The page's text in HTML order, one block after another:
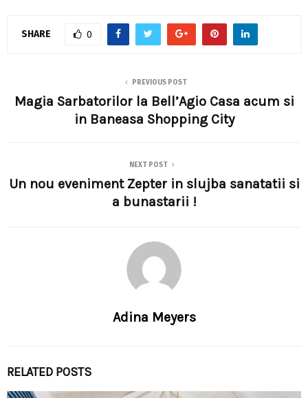
SHARE 0
PREVIOUS POST
Magia Sarbatorilor la Bell’Agio Casa acum si
in Baneasa Shopping City
NEXT POST
Un nou eveniment Zepter in slujba sanatatii si
a bunastarii !
Adina Meyers
RELATED POSTS